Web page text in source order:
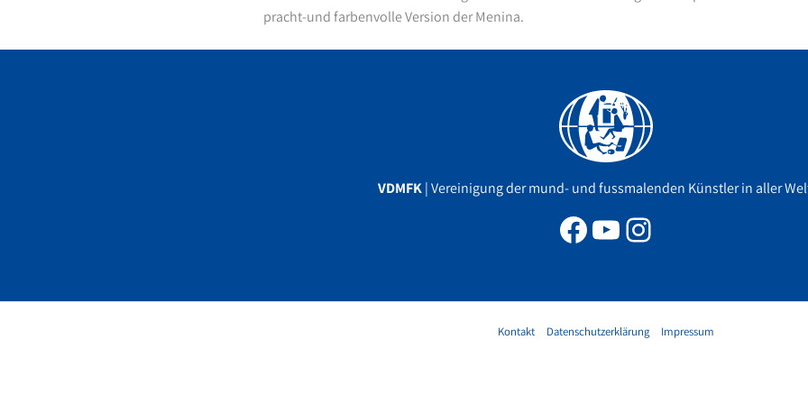
pracht-und farbenvolle Version der Menina.
VDMFK| Vereinigung der mund- und fussmalenden Künstler in aller
Facebook
YouTube
Instagram
Kontakt Datenschutzerklärung Impressum